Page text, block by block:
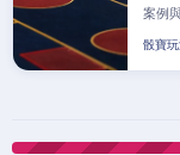
案例
骰寶